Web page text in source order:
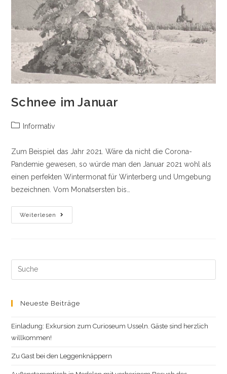
Schnee im Januar
Beitrags-
Informativ
Zum Beispiel das Jahr 2021. Wäre da nicht die Corona-
Pandemie gewesen, so würde man den Januar 2021 wohl als
einen perfekten Wintermonat für Winterberg und Umgebung
bezeichnen. Vom Monatsersten bis…
Weiterlesen
Schnee
Im
Search
this
Neueste Beiträge
Einladung: Exkursion zum Curioseum Usseln. Gäste sind herzlich
willkommen!
Zu Gast bei den Leggenknäppern